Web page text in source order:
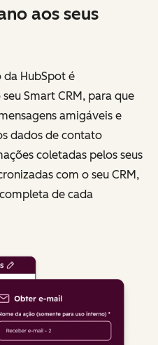
aos seus
HubSpot é
Smart CRM, para que
amigáveis ​​e
dados de contato
coletadas pelos seus
com o seu CRM,
de cada